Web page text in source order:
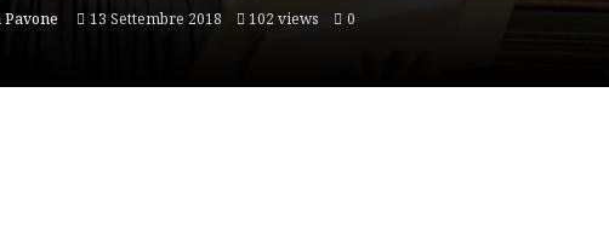
13 Settembre 2018 102 views 0